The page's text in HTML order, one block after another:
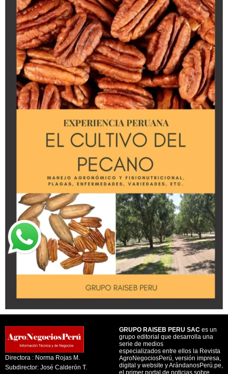
Directora : Norma Rojas M.
Subdirector: José Calderón T.
GRUPO RAISEB PERU SAC es un
grupo editorial que desarrolla una
serie de medios
especializados entre ellos la Revista
AgroNegociosPerú, versión impresa,
digital y website y ArándanosPerú.pe,
el primer portal de noticias sobre